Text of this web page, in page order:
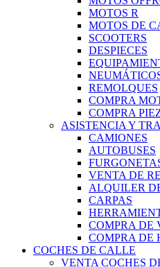
MOTOS R
MOTOS DE
SCOOTERS
DESPIECES
REMOLQUES
COMPRA
COMPRA
ASISTENCIA Y
CAMIONES
AUTOBUSES
VENTA DE
ALQUILER
CARPAS
COMPRA DE
COMPRA DE
COCHES DE CALLE
VENTA COCHES